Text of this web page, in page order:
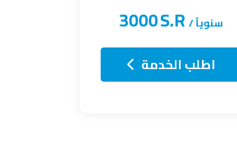
سنوياً / 3000S.R
اطلب الخدمة